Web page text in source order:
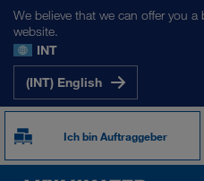
We believe that we can offer you a
website.
INT
(INT) English
Ich bin Auftraggeber